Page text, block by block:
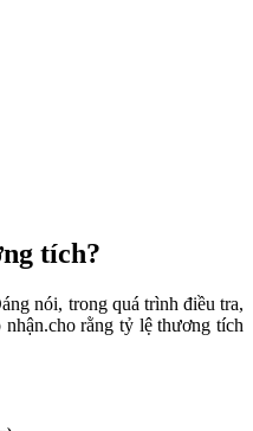
tích?
nói, trong quá trình điều tra,
rằng tỷ lệ thương tích